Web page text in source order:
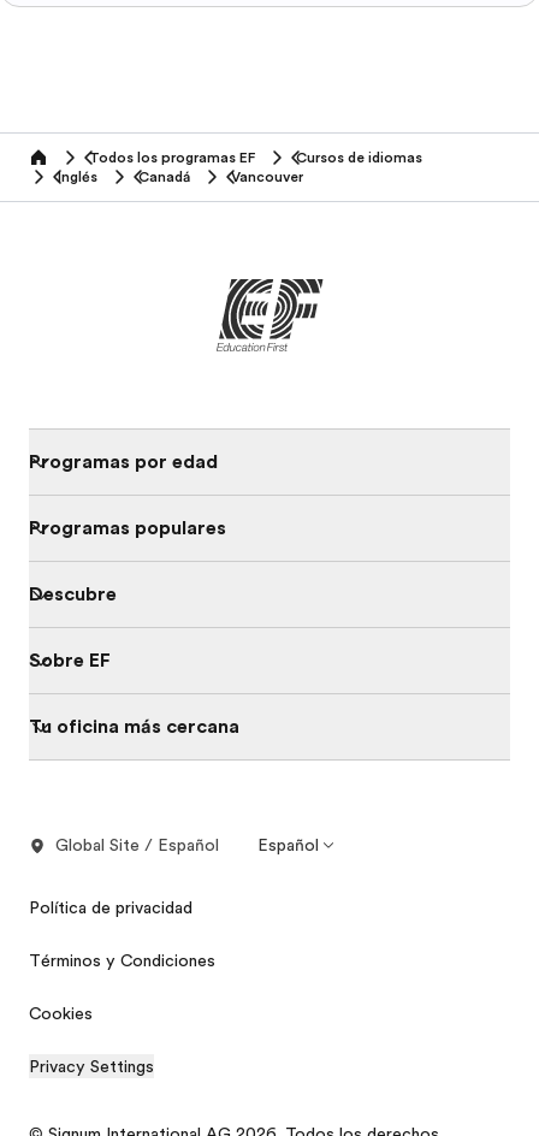
home Todos los programas EF
Cursos de idiomas
Inglés
Canadá Vancouver
Programas por edad
Programas populares
Descubre
Sobre EF
Tu oficina más cercana
Global Site / Español Español
Política de privacidad
Términos y Condiciones
Cookies
Privacy Settings